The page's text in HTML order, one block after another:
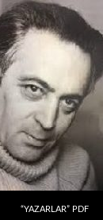
“YAZARLAR” PDF